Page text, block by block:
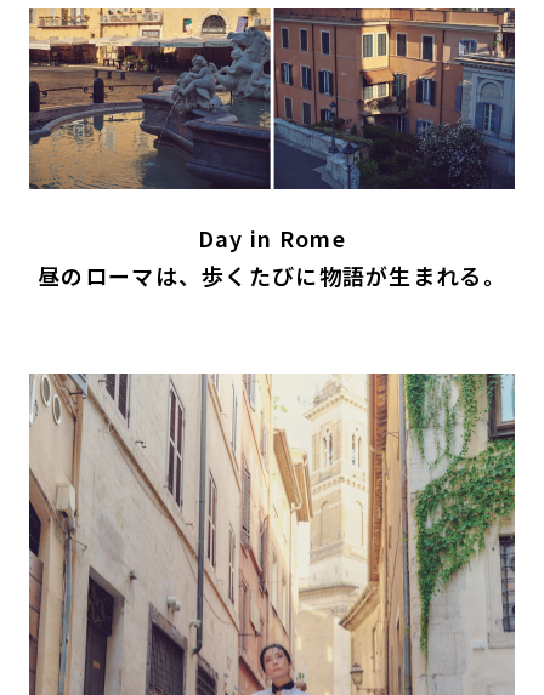
Day in Rome
昼のローマは、歩くたびに物語が生まれる。